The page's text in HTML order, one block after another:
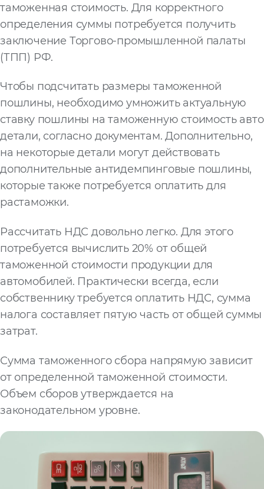
таможенная стоимость. Для корректного
определения суммы потребуется получить
заключение Торгово-промышленной палаты
(ТПП) РФ.
Чтобы подсчитать размеры таможенной
пошлины, необходимо умножить актуальную
ставку пошлины на таможенную стоимость авто
детали, согласно документам. Дополнительно,
на некоторые детали могут действовать
дополнительные антидемпинговые пошлины,
которые также потребуется оплатить для
растаможки.
Рассчитать НДС довольно легко. Для этого
потребуется вычислить 20% от общей
таможенной стоимости продукции для
автомобилей. Практически всегда, если
собственнику требуется оплатить НДС, сумма
налога составляет пятую часть от общей суммы
затрат.
Сумма таможенного сбора напрямую зависит
от определенной таможенной стоимости.
Объем сборов утверждается на
законодательном уровне.